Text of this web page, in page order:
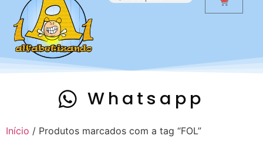
Whatsapp
Início / Produtos marcados com a tag “FOL”